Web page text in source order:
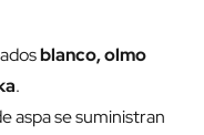
blanco, olmo
.
aspa se suministran